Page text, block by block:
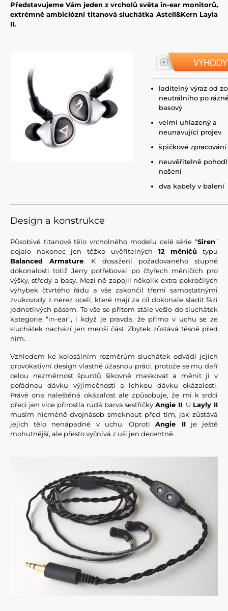
Představujeme Vám jeden z vrcholů světa in-ear monitorů,
extrémně ambiciózní titanová sluchátka Astell&Kern Layla
II.
laditelný výraz od
neutrálního po
basový
velmi uhlazený a
neunavující projev
špičkové zpracování
neuvěřitelně
nošení
dva kabely v balení
Design a konstrukce
Působivé titanové tělo vrcholného modelu celé série “Siren”
pojalo nakonec jen těžko uvěřitelných 12 měničů typu
Balanced Armature. K dosažení požadovaného stupně
dokonalosti totiž Jerry potřeboval po čtyřech měničích pro
výšky, středy a basy. Mezi ně zapojil několik extra pokročilých
výhybek čtvrtého řádu a vše zakončil třemi samostatnými
zvukovody z nerez oceli, které mají za cíl dokonale sladit fázi
jednotlivých pásem. To vše se přitom stále vešlo do sluchátek
kategorie “in-ear”, i když je pravda, že přímo v uchu se ze
sluchátek nachází jen menší část. Zbytek zůstává těsně před
ním.
Vzhledem ke kolosálním rozměrům sluchátek odvádí jejich
provokativní design vlastně úžasnou práci, protože se mu daří
celou nezměrnost špuntů šikovně maskovat a měnit ji v
pořádnou dávku výjimečnosti a lehkou dávku okázalosti.
Právě ona naleštěná okázalost ale způsobuje, že mi k srdci
přeci jen více přirostla rudá barva sestřičkyAngie II. U Layly II
musím nicméně dvojnásob smeknout před tím, jak zůstává
jejich tělo nenápadné v uchu. OprotiAngie IIje ještě
mohutnější, ale přesto vyčnívá z uší jen decentně.